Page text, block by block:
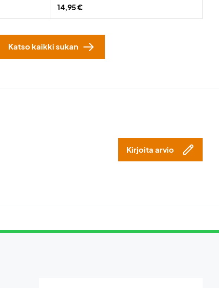
14,95 €
Katso kaikki sukan
Kirjoita arvio